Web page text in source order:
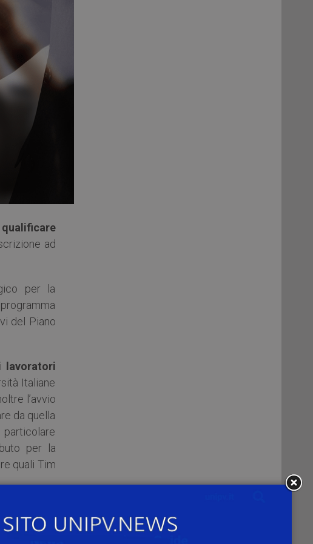
qualificare
ad
per la
del Piano
lavoratori
Italiane
l’avvio
da quella
per la
quali Tim
formativa